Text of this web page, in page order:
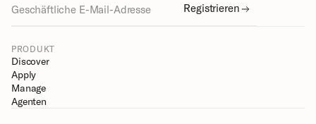
Registrieren
PRODUKT
Discover
Apply
Manage
Agenten